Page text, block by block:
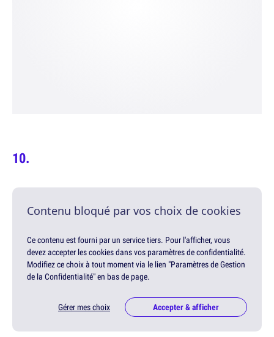
Contenu bloqué par vos choix de cookies
Ce contenu est fourni par un service tiers. Pour l'afficher, vous
devez accepter les cookies dans vos paramètres de confidentialité.
Modifiez ce choix à tout moment via le lien "Paramètres de Gestion
de la Confidentialité" en bas de page.
Gérer mes choix Accepter & afficher